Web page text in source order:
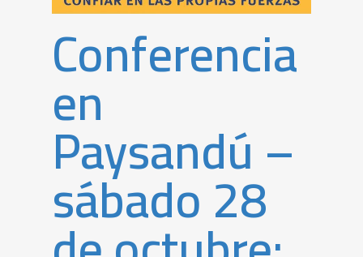
Conferencia
en
Paysandú –
sábado 28